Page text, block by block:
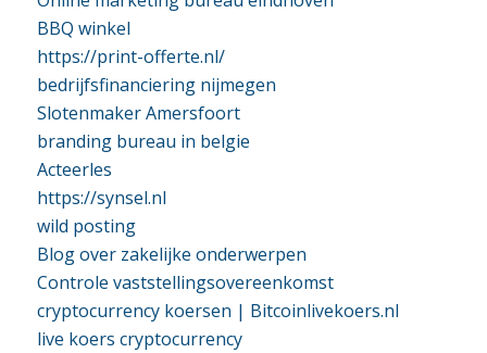
BBQ winkel
https://print-offerte.nl/
bedrijfsfinanciering nijmegen
Slotenmaker Amersfoort
branding bureau in belgie
Acteerles
https://synsel.nl
wild posting
Blog over zakelijke onderwerpen
Controle vaststellingsovereenkomst
cryptocurrency koersen | Bitcoinlivekoers.nl
live koers cryptocurrency